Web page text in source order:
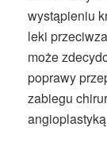
wystąpieniu
leki
może
poprawy
zabiegu